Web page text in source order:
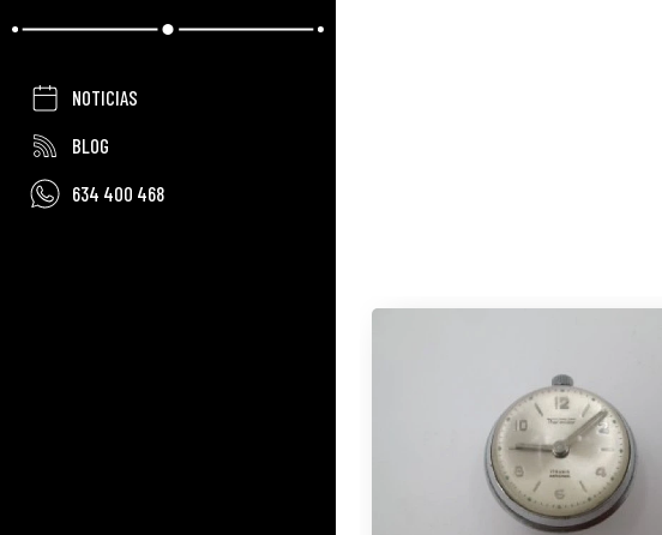
NOTICIAS
BLOG
634 400 468